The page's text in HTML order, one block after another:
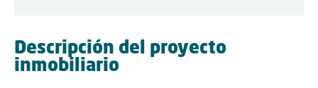
Descripción del proyecto
inmobiliario